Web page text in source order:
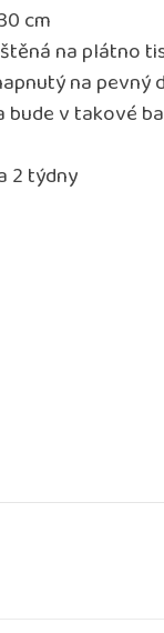
cm
na plátno
na pevný
bude v takové
2 týdny